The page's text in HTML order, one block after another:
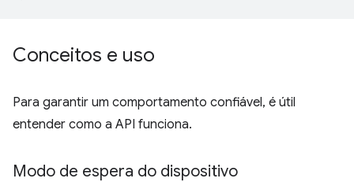
Conceitos e uso
Para garantir um comportamento confiável, é útil
entender como a API funciona.
Modo de espera do dispositivo